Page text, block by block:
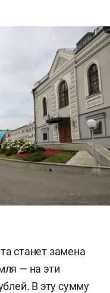
станет замена
— на эти
В эту сумму